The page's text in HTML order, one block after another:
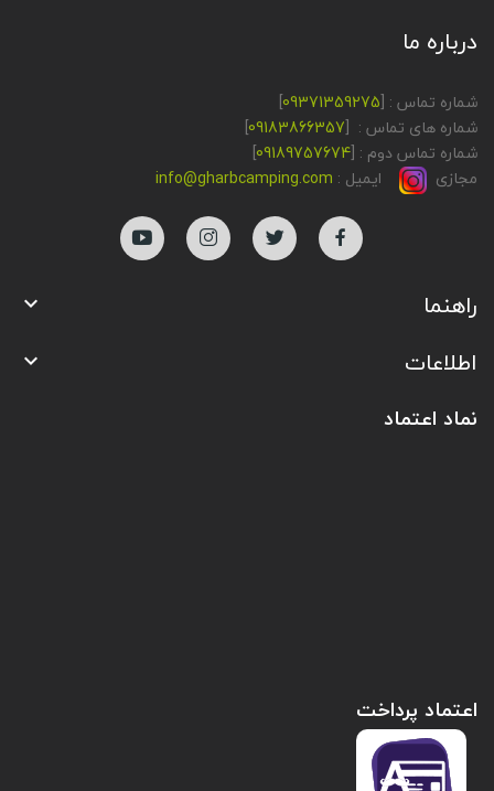
درباره ما
شماره تماس : [09371359275
]
شماره های تماس : [09183866357
]
شماره تماس دوم : [09189757674
]
مجازی
ایمیل : info@gharbcamping.com
راهنما 
اطلاعات 
نماد اعتماد
اعتماد پرداخت